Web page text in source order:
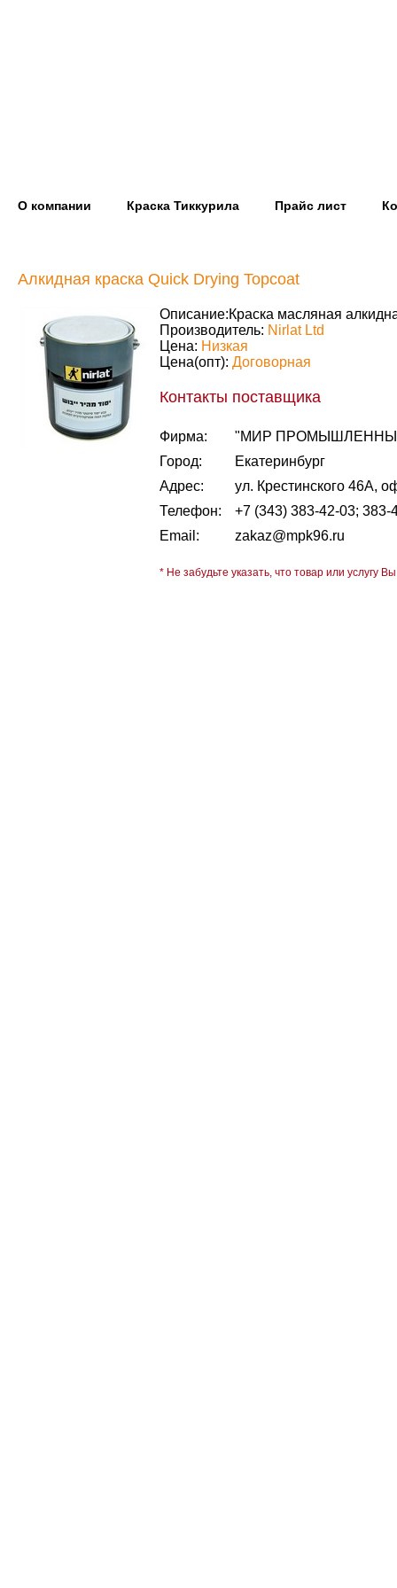
О компании Краска Тиккурила Прайс лист
Алкидная краска Quick Drying Topcoat
Описание:Краска масляная
Производитель: Nirlat Ltd
Цена: Низкая
Цена(опт): Договорная
Контакты поставщика
Фирма:
"МИР
Город:
Екатеринбург
Адрес:
ул. Крестинского 46А,
Телефон:
+7 (343) 383-42-03; 383-
Email:
zakaz@mpk96.ru
* Не забудьте указать, что товар или услугу